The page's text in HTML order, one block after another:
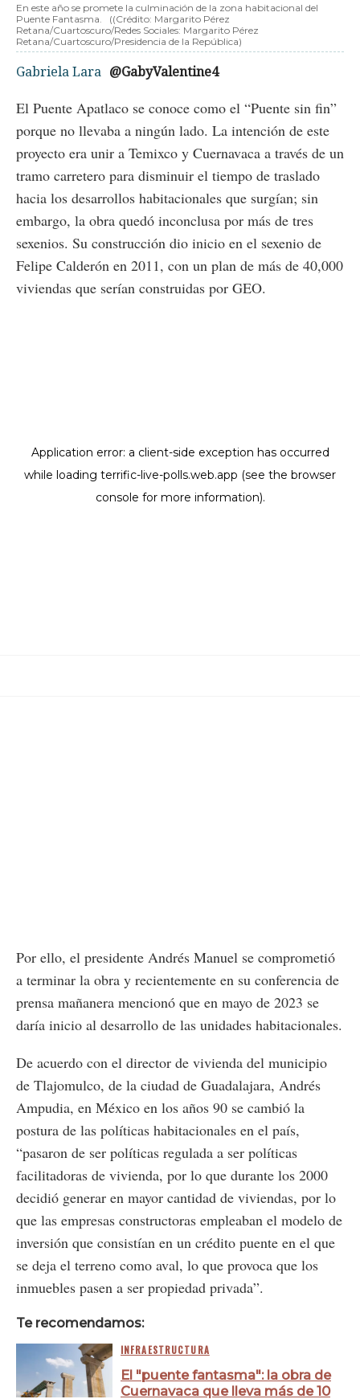
En este año se promete la culminación de la zona habitacional del
Puente Fantasma.
((Crédito: Margarito Pérez
Retana/Cuartoscuro/Redes Sociales: Margarito Pérez
Retana/Cuartoscuro/Presidencia de la República)
Gabriela Lara @GabyValentine4
El Puente Apatlaco se conoce como el “Puente sin fin”
porque no llevaba a ningún lado. La intención de este
proyecto era unir a Temixco y Cuernavaca a través de un
tramo carretero para disminuir el tiempo de traslado
hacia los desarrollos habitacionales que surgían; sin
embargo, la obra quedó inconclusa por más de tres
sexenios. Su construcción dio inicio en el sexenio de
Felipe Calderón en 2011, con un plan de más de 40,000
viviendas que serían construidas por GEO.
Por ello, el presidente Andrés Manuel se comprometió
a terminar la obra y recientemente en su conferencia de
prensa mañanera mencionó que en mayo de 2023 se
daría inicio al desarrollo de las unidades habitacionales.
De acuerdo con el director de vivienda del municipio
de Tlajomulco, de la ciudad de Guadalajara, Andrés
Ampudia, en México en los años 90 se cambió la
postura de las políticas habitacionales en el país,
“pasaron de ser políticas regulada a ser políticas
facilitadoras de vivienda, por lo que durante los 2000
decidió generar en mayor cantidad de viviendas, por lo
que las empresas constructoras empleaban el modelo de
inversión que consistían en un crédito puente en el que
se deja el terreno como aval, lo que provoca que los
inmuebles pasen a ser propiedad privada”.
Te recomendamos:
INFRAESTRUCTURA
El "puente fantasma": la obra de
Cuernavaca que lleva más de 10